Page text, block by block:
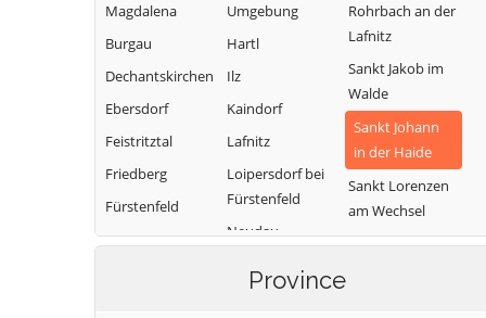
Magdalena
Burgau
Dechantskirchen
Ebersdorf
Feistritztal
Friedberg
Fürstenfeld
Grafendorf bei
Umgebung
Hartl
Ilz
Kaindorf
Lafnitz
Loipersdorf bei
Fürstenfeld
Neudau
Rittschein
Rohrbach an der
Lafnitz
Sankt Jakob im
Walde
Sankt Johann
in der Haide
Sankt Lorenzen
am Wechsel
Schäffern
Province